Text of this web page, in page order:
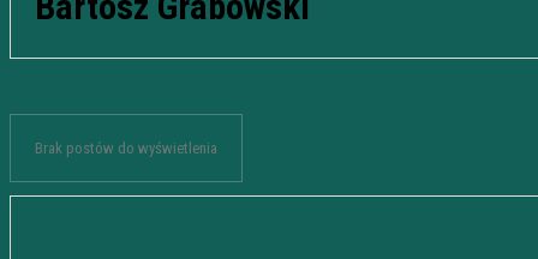
Brak postów do wyświetlenia